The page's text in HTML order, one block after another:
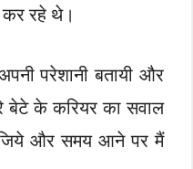
रहे थे।
परेशानी बतायी और
बेटे के करियर का सवाल
और समय आने पर मैं